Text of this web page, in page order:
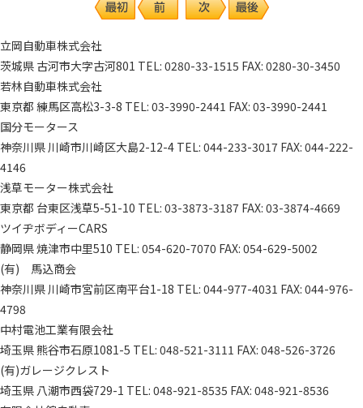
立岡自動車株式会社
茨城県 古河市大字古河801 TEL: 0280-33-1515 FAX: 0280-30-3450
若林自動車株式会社
東京都 練馬区高松3-3-8 TEL: 03-3990-2441 FAX: 03-3990-2441
国分モータース
神奈川県 川崎市川崎区大島2-12-4 TEL: 044-233-3017 FAX: 044-222-
4146
浅草モーター株式会社
東京都 台東区浅草5-51-10 TEL: 03-3873-3187 FAX: 03-3874-4669
ツイヂボディーCARS
静岡県 焼津市中里510 TEL: 054-620-7070 FAX: 054-629-5002
(有) 馬込商会
神奈川県 川崎市宮前区南平台1-18 TEL: 044-977-4031 FAX: 044-976-
4798
中村電池工業有限会社
埼玉県 熊谷市石原1081-5 TEL: 048-521-3111 FAX: 048-526-3726
(有)ガレージクレスト
埼玉県 八潮市西袋729-1 TEL: 048-921-8535 FAX: 048-921-8536